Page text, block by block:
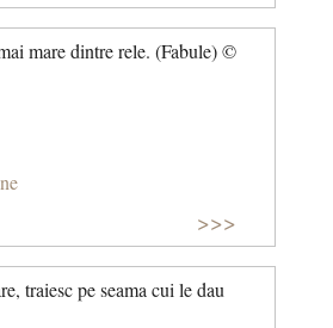
mare dintre rele. (Fabule) ©
>>>
traiesc pe seama cui le dau